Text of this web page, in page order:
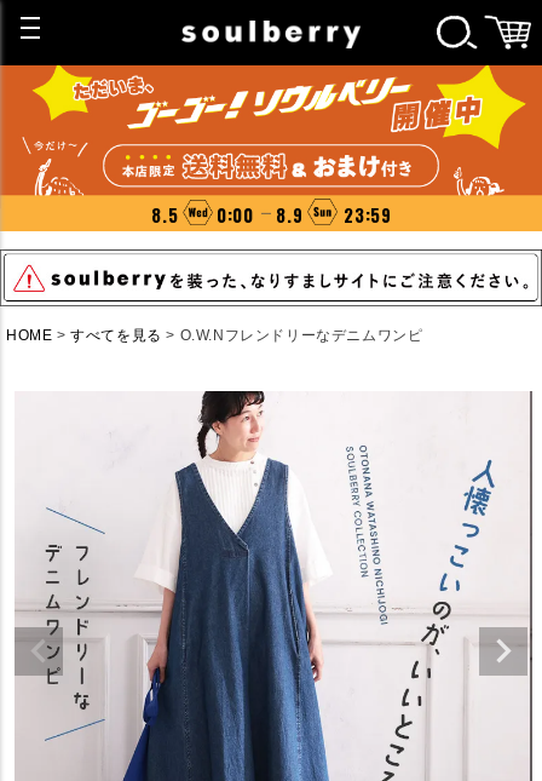
8.5 0:00 8.9 23:59
HOME すべてを見る O.W.Nフレンドリーなデニムワンピ